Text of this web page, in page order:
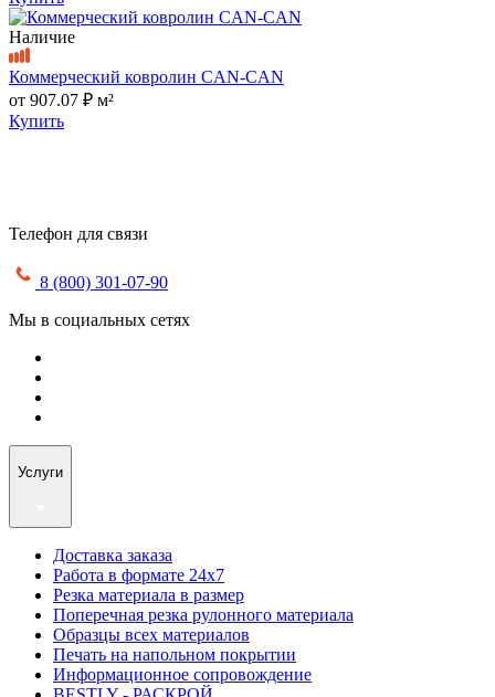
Наличие
Коммерческий ковролин CAN-CAN
от 907.07 ₽ м²
Купить
Телефон для связи
8 (800) 301-07-90
Мы в социальных сетях
Услуги
Доставка заказа
Работа в формате 24х7
Резка материала в размер
Поперечная резка рулонного материала
Образцы всех материалов
Печать на напольном покрытии
Информационное сопровождение